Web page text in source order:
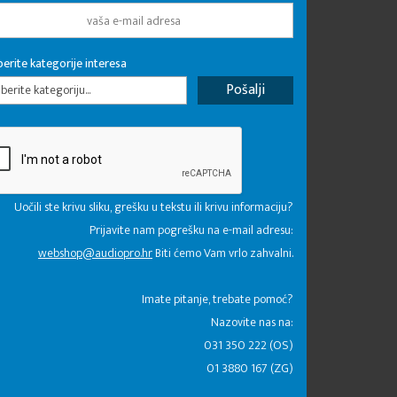
kategorije interesa
kategoriju...
Uočili ste krivu sliku, grešku u tekstu ili krivu informaciju?
Prijavite nam pogrešku na e-mail adresu:
webshop@audiopro.hrBiti ćemo Vam vrlo zahvalni.
​Imate pitanje, trebate pomoć?
Nazovite nas na:
031 350 222 (OS)
01 3880 167 (ZG)